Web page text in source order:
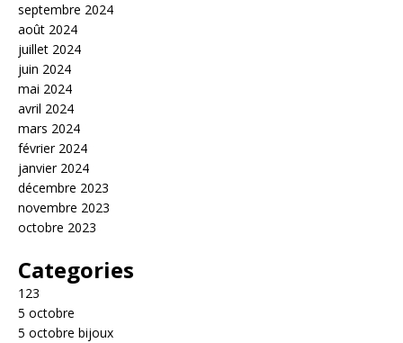
septembre 2024
août 2024
juillet 2024
juin 2024
mai 2024
avril 2024
mars 2024
février 2024
janvier 2024
décembre 2023
novembre 2023
octobre 2023
Categories
123
5 octobre
5 octobre bijoux